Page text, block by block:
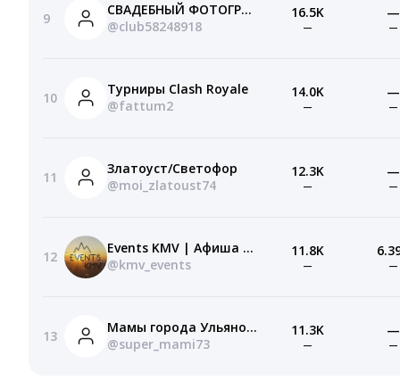
9
СВАДЕБНЫЙ ФОТОГРАФ В СПБ САНКТ-ПЕТЕРБУРГЕ
@club58248918
16.5K
—
—
—
10
Турниры Clash Royale
@fattum2
14.0K
—
—
—
11
Златоуст/Светофор
@moi_zlatoust74
12.3K
—
—
—
12
Events KMV | Афиша мероприятий КМВ
@kmv_events
11.8K
— —
13
Мамы города Ульяновска!
@super_mami73
11.3K
—
—
—